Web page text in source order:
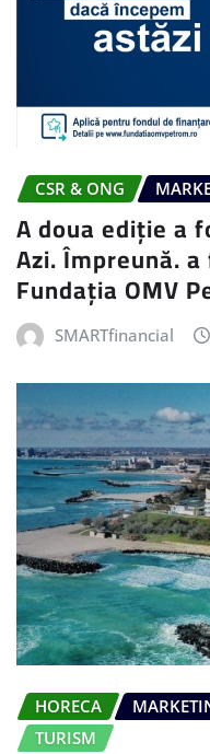
CSR & ONG
A doua ediție a
Azi. Împreună.
Fundația OMV
SMARTfinancial
HORECA
TURISM